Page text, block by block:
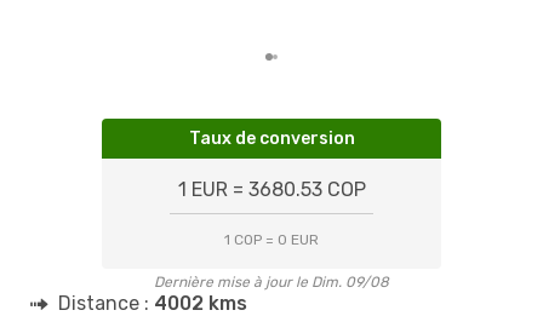
Taux de conversion
1 EUR = 3680.53 COP
1 COP = 0 EUR
Dernière mise à jour le Dim. 09/08
Distance : 4002 kms